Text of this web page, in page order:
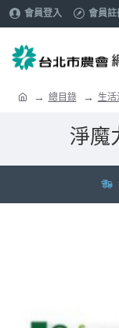
會員登入 會員註
總目錄 生活
淨魔